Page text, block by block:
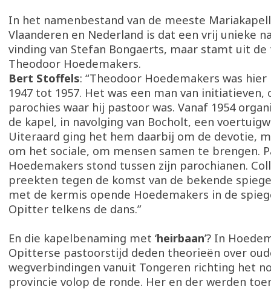
In het namenbestand van de meeste
Vlaanderen en Nederland is dat een vrij unieke
vinding van Stefan Bongaerts, maar stamt uit de
Theodoor Hoedemakers.
Bert Stoffels: “Theodoor Hoedemakers was
1947 tot 1957. Het was een man van initiatieven,
parochies waar hij pastoor was. Vanaf 1954
de kapel, in navolging van Bocholt, een
Uiteraard ging het hem daarbij om de devotie,
om het sociale, om mensen samen te brengen.
Hoedemakers stond tussen zijn parochianen.
preekten tegen de komst van de bekende
met de kermis opende Hoedemakers in de
Opitter telkens de dans.”
En die kapelbenaming met ‘heirbaan’? In
Opitterse pastoorstijd deden theorieën over
wegverbindingen vanuit Tongeren richting het
provincie volop de ronde. Her en der werden